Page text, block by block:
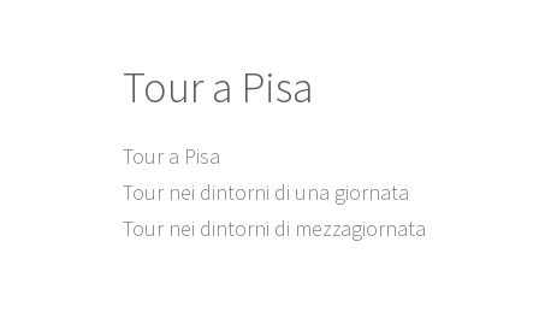
Tour a Pisa
Tour a Pisa
Tour nei dintorni di una giornata
Tour nei dintorni di mezzagiornata